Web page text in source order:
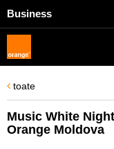
Business
toate
Music White
Orange Moldova